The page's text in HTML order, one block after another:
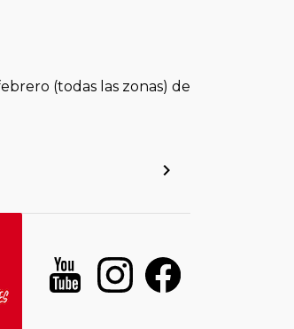
(todas las zonas) de